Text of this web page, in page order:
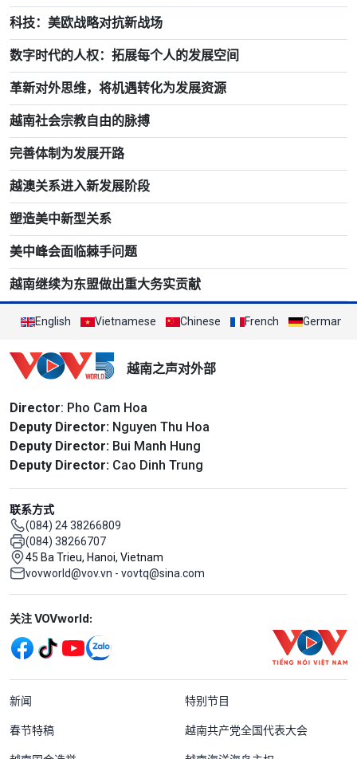
科技：美欧战略对抗新战场
数字时代的人权：拓展每个人的发展空间
革新对外思维，将机遇转化为发展资源
越南社会宗教自由的脉搏
完善体制为发展开路
越澳关系进入新发展阶段
塑造美中新型关系
美中峰会面临棘手问题
越南继续为东盟做出重大务实贡献
English Vietnamese Chinese French German
越南之声对外部
Director: Pho Cam Hoa
Deputy Director: Nguyen Thu Hoa
Deputy Director: Bui Manh Hung
Deputy Director: Cao Dinh Trung
联系方式
(084) 24 38266809
(084) 38266707
45 Ba Trieu, Hanoi, Vietnam
vovworld@vov.vn - vovtq@sina.com
Mạng xã hội
关注 VOVworld:
Menu footer tiếng Trung Quốc
新闻 特别节目
春节特稿 越南共产党全国代表大会